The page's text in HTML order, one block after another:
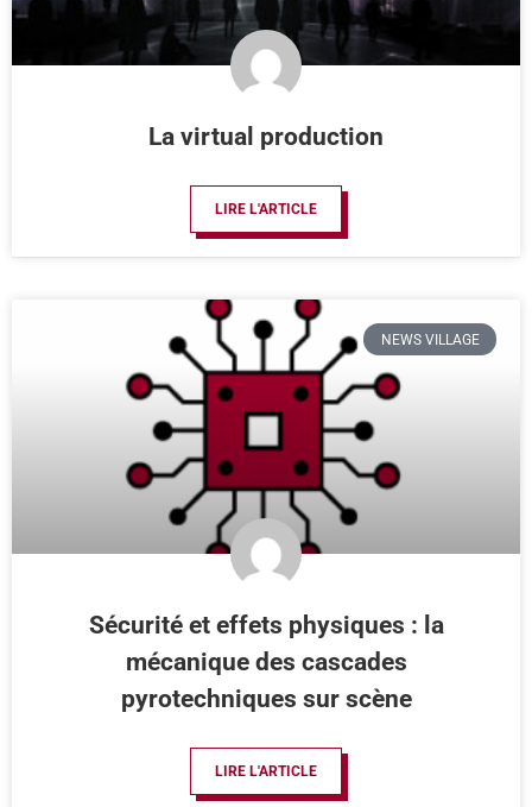
La virtual production
LIRE L'ARTICLE
NEWS VILLAGE
Sécurité et effets physiques : la
mécanique des cascades
pyrotechniques sur scène
LIRE L'ARTICLE